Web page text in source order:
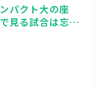
パクト大の座
見る試合は忘れ
。